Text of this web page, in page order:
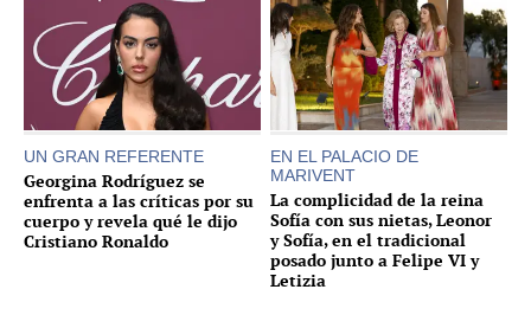
UN GRAN REFERENTE
Georgina Rodríguez se
enfrenta a las críticas por su
cuerpo y revela qué le dijo
Cristiano Ronaldo
EN EL PALACIO DE
MARIVENT
La complicidad de la reina
Sofía con sus nietas, Leonor
y Sofía, en el tradicional
posado junto a Felipe VI y
Letizia